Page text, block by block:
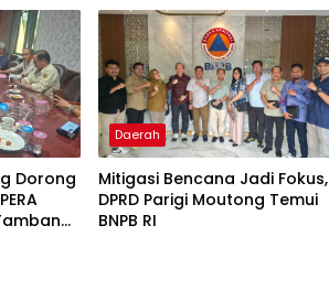
Dorong
Daerah
Mitigasi Bencana Jadi Fokus,
DPRD Parigi Moutong Temui
BNPB RI